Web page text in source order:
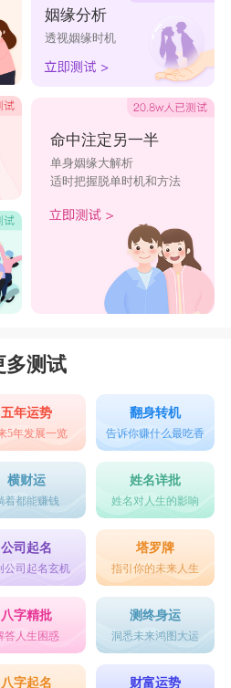
姻缘分析
透视姻缘时机
命中注定另一半
单身姻缘大解析
适时把握脱单时机和方法
多测试
五年运势
5年发展一览
翻身转机
告诉你赚什么最吃香
横财运
着都能赚钱
姓名详批
姓名对人生的影响
公司起名
公司起名玄机
塔罗牌
指引你的未来人生
八字精批
答人生困惑
测终身运
洞悉未来鸿图大运
八字起名 财富运势